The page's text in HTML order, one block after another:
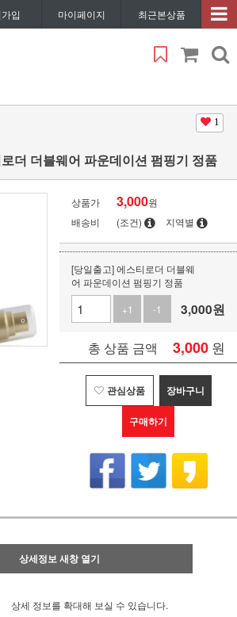
입 마이페이지 최근본상품
1
더 더블웨어 파운데이션 펌핑기 정품
상품가 3,000원
배송비
(조건) 지역별
[당일출고] 에스티로더 더블웨
어 파운데이션 펌핑기 정품
+1
-1 3,000원
총 상품 금액 3,000 원
관심상품 장바구니
구매하기
상세정보 새창 열기
상세 정보를 확대해 보실 수 있습니다.